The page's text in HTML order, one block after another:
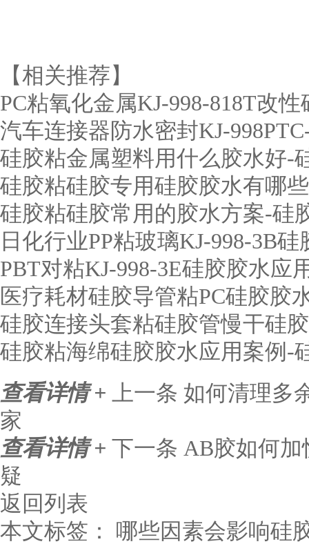
【相关推荐】
PC粘氧化金属KJ-998-818T改
汽车连接器防水密封KJ-
硅胶粘金属塑料用什么胶水好-
硅胶粘硅胶专用硅胶胶水有哪
硅胶粘硅胶常用的胶水方案-硅
日化行业PP粘玻璃KJ-998-3B
PBT对粘KJ-998-3E硅胶胶水应
医疗耗材硅胶导管粘PC硅胶胶
硅胶连接头套粘硅胶管慢干硅
硅胶粘海绵硅胶胶水应用案例-
查看详情 +
上一条 如何清理多
家
查看详情 + 下一条 AB胶如何
疑
返回列表
本文标签： 哪些因素会影响硅